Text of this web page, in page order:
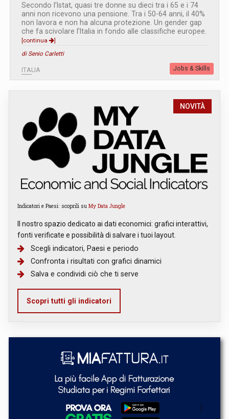
Secondo l’Istat, quasi tre donne su dieci tra i 65 e i 74
anni non ricevono una pensione. Tra i 50-64 anni, il 40%
non lavora e non ha alcuna protezione. Un gender gap
che fa scivolare l’Italia in fondo alle classifiche europee.
[continua
]
di Senio Carletti
ITALIA Jobs & Skills
NOVITÀ
Indicatori e Paesi: scoprili su My Data Jungle
Il nostro spazio dedicato ai dati economici: grafici interattivi,
fonti verificate e possibilità di salvare i tuoi layout.
Scegli indicatori, Paesi e periodo
Confronta i risultati con grafici dinamici
Salva e condividi ciò che ti serve
Scopri tutti gli indicatori